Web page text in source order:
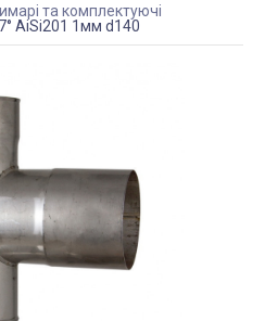
та комплектуючі
AiSi201 1мм d140